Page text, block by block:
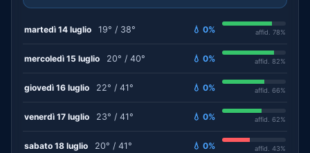
martedì 14 luglio 19° / 38° 💧 0% affid. 78%
mercoledì 15 luglio 20° / 40° 💧 0% affid. 82%
giovedì 16 luglio 22° / 41° 💧 0% affid. 66%
venerdì 17 luglio 23° / 41° 💧 0% affid. 62%
sabato 18 luglio 20° / 41° 💧 0% affid. 43%